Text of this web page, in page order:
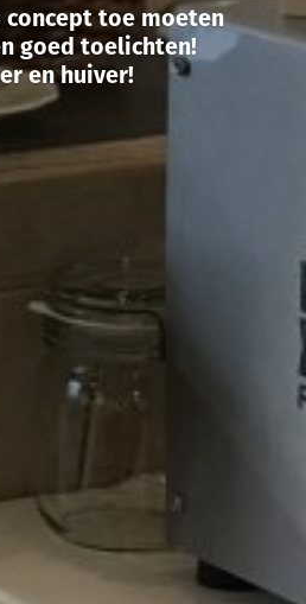
concept toe moeten
goed toelichten!
en huiver!